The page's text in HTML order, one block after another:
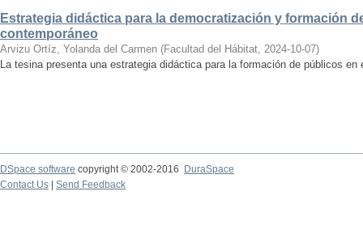
Estrategia didáctica para la democratización y formación
contemporáneo
Arvizu Ortíz, Yolanda del Carmen (Facultad del Hábitat, 2024-10-07)
La tesina presenta una estrategia didáctica para la formación de públicos en
DSpace software copyright © 2002-2016
DuraSpace
Contact Us
Send Feedback